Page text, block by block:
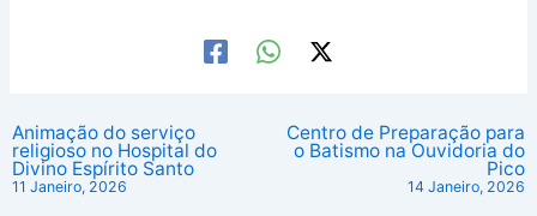
Animação do serviço
religioso no Hospital do
Divino Espírito Santo
11 Janeiro, 2026
Centro de Preparação para
o Batismo na Ouvidoria do
Pico
14 Janeiro, 2026